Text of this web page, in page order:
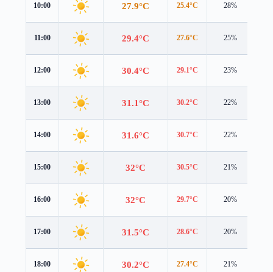
10:00 27.9°C 25.4°C 28%
11:00 29.4°C 27.6°C 25%
12:00 30.4°C 29.1°C 23%
13:00 31.1°C 30.2°C 22%
14:00 31.6°C 30.7°C 22%
15:00 32°C 30.5°C 21%
16:00 32°C 29.7°C 20%
17:00 31.5°C 28.6°C 20%
18:00 30.2°C 27.4°C 21%